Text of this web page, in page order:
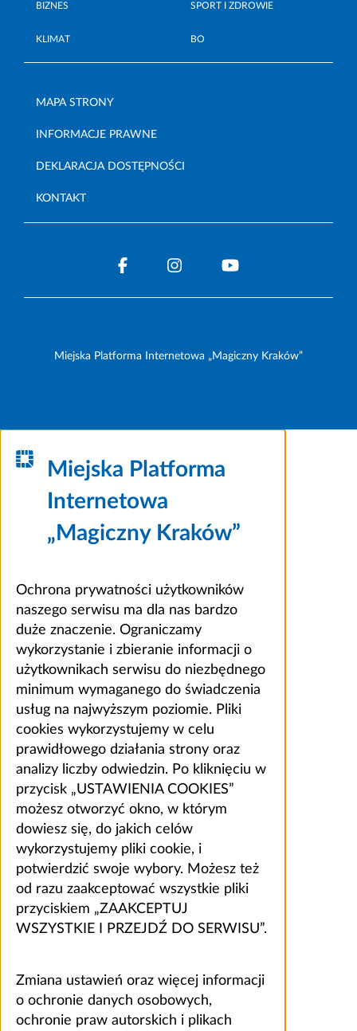
BIZNES SPORT I ZDROWIE
KLIMAT BO
MAPA STRONY
INFORMACJE PRAWNE
DEKLARACJA DOSTĘPNOŚCI
KONTAKT
Miejska Platforma Internetowa „Magiczny Kraków”
Miejska Platforma
Internetowa
„Magiczny Kraków”
Ochrona prywatności użytkowników
naszego serwisu ma dla nas bardzo
duże znaczenie. Ograniczamy
wykorzystanie i zbieranie informacji o
użytkownikach serwisu do niezbędnego
minimum wymaganego do świadczenia
usług na najwyższym poziomie. Pliki
cookies wykorzystujemy w celu
prawidłowego działania strony oraz
analizy liczby odwiedzin. Po kliknięciu w
przycisk „USTAWIENIA COOKIES”
możesz otworzyć okno, w którym
dowiesz się, do jakich celów
wykorzystujemy pliki cookie, i
potwierdzić swoje wybory. Możesz też
od razu zaakceptować wszystkie pliki
przyciskiem „ZAAKCEPTUJ
WSZYSTKIE I PRZEJDŹ DO SERWISU”.
Zmiana ustawień oraz więcej informacji
o ochronie danych osobowych,
ochronie praw autorskich i plikach